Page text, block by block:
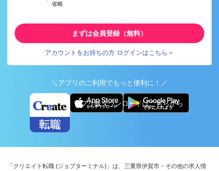
省略
まずは会員登録（無料）
アカウントをお持ちの方 ログインはこちら＞
＼アプリのご利用でもっと便利に！／
アプリ版ダウンロードはこちらから
「クリエイト転職 (ジョブターミナル)」は、三重県伊賀市・その他の求人情